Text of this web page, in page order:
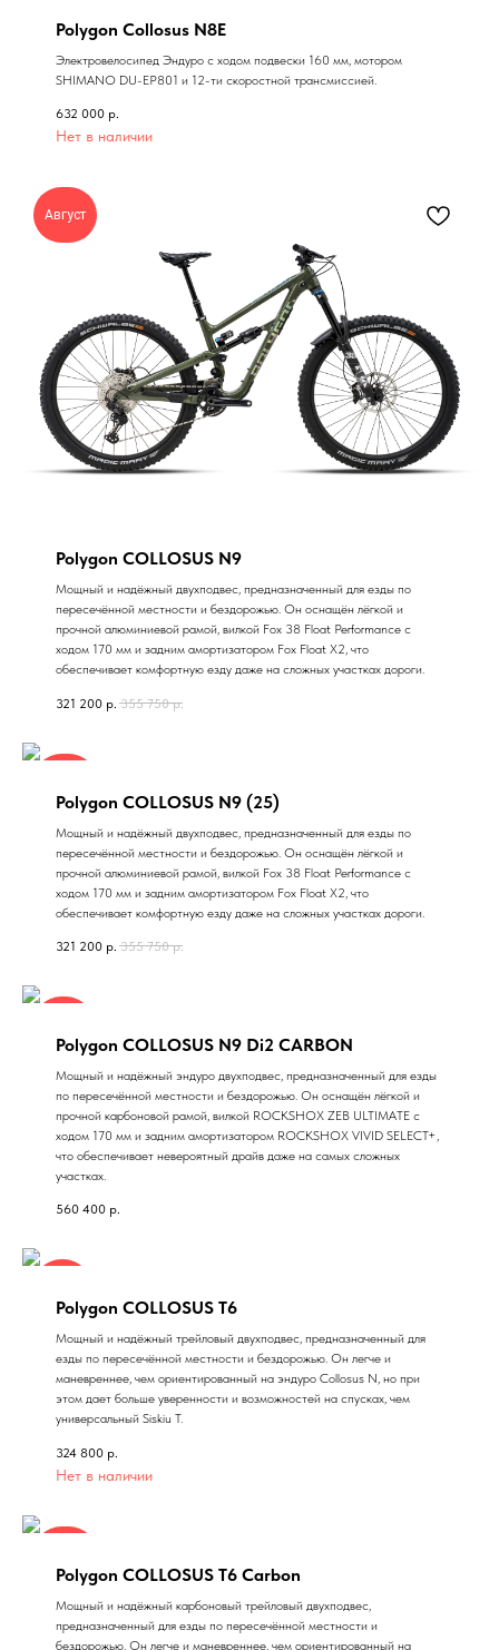
Polygon Collosus N8E
Электровелосипед Эндуро с ходом подвески 160 мм, мотором
SHIMANO DU-EP801 и 12-ти скоростной трансмиссией.
632 000 р.
Нет в наличии
Август
Polygon COLLOSUS N9
Мощный и надёжный двухподвес, предназначенный для езды по
пересечённой местности и бездорожью. Он оснащён лёгкой и
прочной алюминиевой рамой, вилкой Fox 38 Float Performance c
ходом 170 мм и задним амортизатором Fox Float X2, что
обеспечивает комфортную езду даже на сложных участках дороги.
321 200 р. 355 750 р.
Polygon COLLOSUS N9 (25)
Мощный и надёжный двухподвес, предназначенный для езды по
пересечённой местности и бездорожью. Он оснащён лёгкой и
прочной алюминиевой рамой, вилкой Fox 38 Float Performance c
ходом 170 мм и задним амортизатором Fox Float X2, что
обеспечивает комфортную езду даже на сложных участках дороги.
321 200 р. 355 750 р.
Polygon COLLOSUS N9 Di2 CARBON
Мощный и надёжный эндуро двухподвес, предназначенный для езды
по пересечённой местности и бездорожью. Он оснащён лёгкой и
прочной карбоновой рамой, вилкой ROCKSHOX ZEB ULTIMATE c
ходом 170 мм и задним амортизатором ROCKSHOX VIVID SELECT+,
что обеспечивает невероятный драйв даже на самых сложных
участках.
560 400 р.
Polygon COLLOSUS T6
Мощный и надёжный трейловый двухподвес, предназначенный для
езды по пересечённой местности и бездорожью. Он легче и
маневреннее, чем ориентированный на эндуро Collosus N, но при
этом дает больше уверенности и возможностей на спусках, чем
универсальный Siskiu T.
324 800 р.
Нет в наличии
Polygon COLLOSUS T6 Carbon
Мощный и надёжный карбоновый трейловый двухподвес,
предназначенный для езды по пересечённой местности и
бездорожью. Он легче и маневреннее, чем ориентированный на